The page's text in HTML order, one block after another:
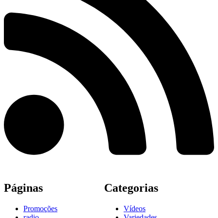
Páginas
Promoções
Categorias
Vídeos